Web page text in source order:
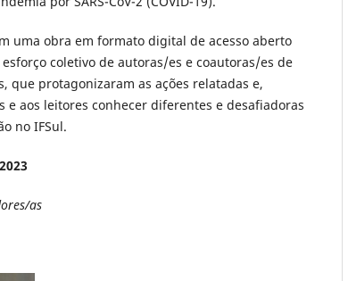
uma obra em formato digital de acesso aberto
coletivo de autoras/es e coautoras/es de
que protagonizaram as ações relatadas e,
e aos leitores conhecer diferentes e desafiadoras
no IFSul.
as